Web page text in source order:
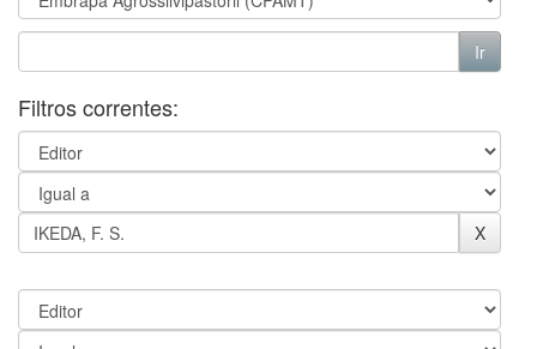
Filtros correntes: